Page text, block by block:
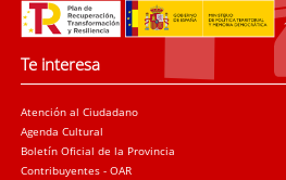
Te interesa
Atención al Ciudadano
Agenda Cultural
Boletín Oficial de la Provincia
Contribuyentes - OAR